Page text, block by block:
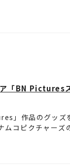
ヒビ割れが生じ
願い申し上げます
交換いたします。
す株式会社トラ
よりお手続きを
を行います。
ます。
「BN
」作品のグッズ
コピクチャーズ